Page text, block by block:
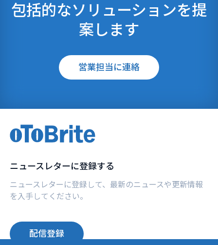
包括的なソリューションを提
案します
営業担当に連絡
ニュースレターに登録する
ニュースレターに登録して、最新のニュースや更新情報
を入手してください。
配信登録